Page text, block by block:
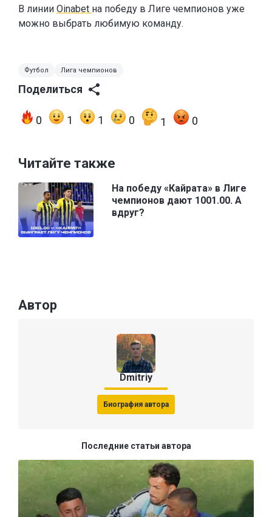
В линии Oinabet на победу в Лиге чемпионов уже
можно выбрать любимую команду.
Футбол Лига чемпионов
Поделиться
0 1 1 0 1 0
Читайте также
На победу «Кайрата» в Лиге
чемпионов дают 1001.00. А
вдруг?
Автор
Dmitriy
Биография автора
Последние статьи автора